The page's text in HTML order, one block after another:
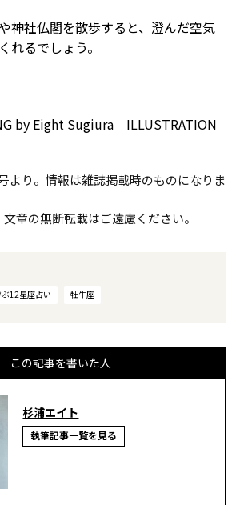
神社仏閣を散歩すると、澄んだ空気
れるでしょう。
by Eight Sugiura ILLUSTRATION
より。情報は雑誌掲載時のものになりま
章の無断転載はご遠慮ください。
12星座占い
牡牛座
この記事を書いた人
杉浦エイト
執筆記事一覧を見る